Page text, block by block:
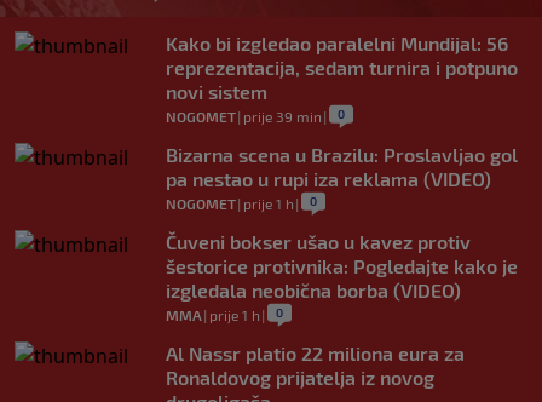
Kako bi izgledao paralelni Mundijal: 56
reprezentacija, sedam turnira i potpuno
novi sistem
NOGOMET| prije 39 min | 0
Bizarna scena u Brazilu: Proslavljao gol
pa nestao u rupi iza reklama (VIDEO)
NOGOMET| prije 1 h | 0
Čuveni bokser ušao u kavez protiv
šestorice protivnika: Pogledajte kako je
izgledala neobična borba (VIDEO)
MMA | prije 1 h | 0
Al Nassr platio 22 miliona eura za
Ronaldovog prijatelja iz novog